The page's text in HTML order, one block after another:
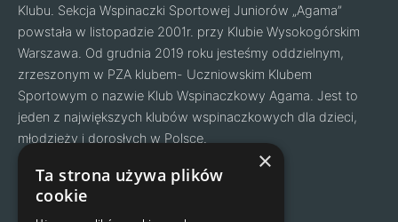
Klubu. Sekcja Wspinaczki Sportowej Juniorów „Agama”
powstała w listopadzie 2001r. przy Klubie Wysokogórskim
Warszawa. Od grudnia 2019 roku jesteśmy oddzielnym,
zrzeszonym w PZA klubem- Uczniowskim Klubem
Sportowym o nazwie Klub Wspinaczkowy Agama. Jest to
jeden z największych klubów wspinaczkowych dla dzieci,
młodzieży i dorosłych w Polsce.
Facebook
Instagram ×
Ta strona używa plików
cookie